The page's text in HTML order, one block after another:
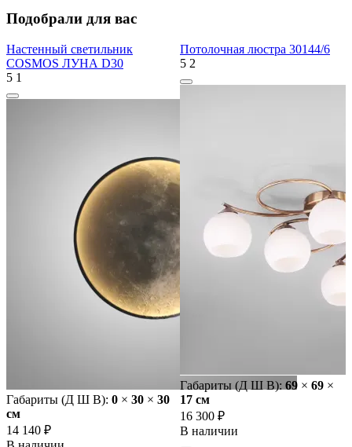
Подобрали для вас
Настенный светильник
COSMOS ЛУНА D30
5 1
Габариты (Д Ш В): 0 × 30 × 30
cм
14 140 ₽
Потолочная люстра 30144/6
5 2
Габариты (Д Ш В): 69 × 69 ×
17 cм
16 300 ₽
В наличии